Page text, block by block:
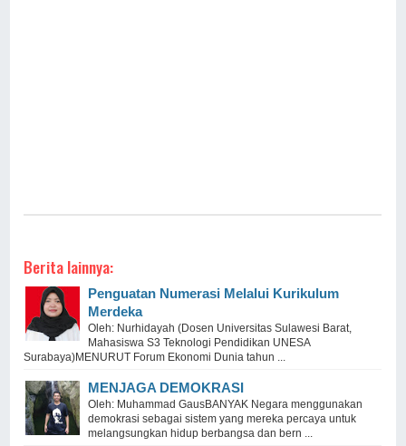
Berita lainnya:
Penguatan Numerasi Melalui Kurikulum
Merdeka
Oleh: Nurhidayah (Dosen Universitas Sulawesi Barat,
Mahasiswa S3 Teknologi Pendidikan UNESA
Surabaya)MENURUT Forum Ekonomi Dunia tahun ...
MENJAGA DEMOKRASI
Oleh: Muhammad GausBANYAK Negara menggunakan
demokrasi sebagai sistem yang mereka percaya untuk
melangsungkan hidup berbangsa dan bern ...